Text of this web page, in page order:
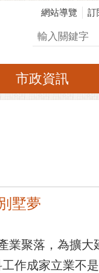
網站導覽 訂
搜尋
市政資訊
墅夢
業聚落，為擴大
作成家立業不